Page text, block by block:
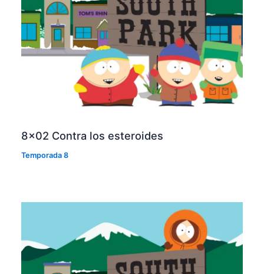
8×02 Contra los esteroides
Temporada 8